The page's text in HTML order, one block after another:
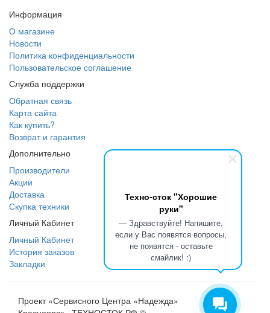
Техно-сток "Хорошие
руки"
— Здравствуйте! Напишите,
если у Вас появятся вопросы,
не появятся - оставьте
смайлик! :)
Информация
О магазине
Новости
Политика конфиденциальности
Пользовательское соглашение
Служба поддержки
Обратная связь
Карта сайта
Как купить?
Возврат и гарантия
Дополнительно
Производители
Акции
Доставка
Скупка техники
Личный Кабинет
Личный Кабинет
История заказов
Закладки
Проект «Сервисного Центра «Надежда»